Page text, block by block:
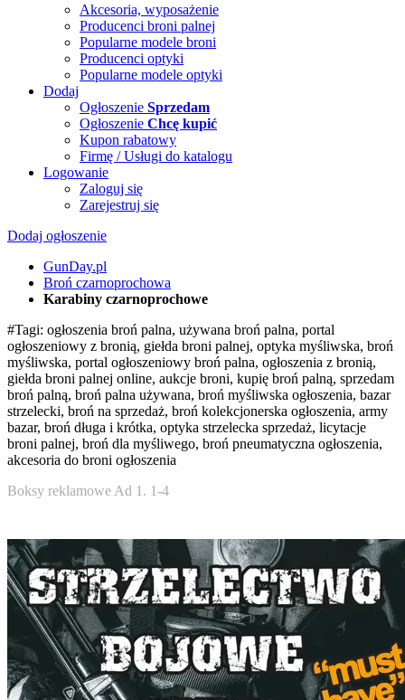
Akcesoria, wyposażenie
Producenci broni palnej
Popularne modele broni
Producenci optyki
Popularne modele optyki
Dodaj
Ogłoszenie Sprzedam
Ogłoszenie Chcę kupić
Kupon rabatowy
Firmę / Usługi do katalogu
Logowanie
Zaloguj się
Zarejestruj się
Dodaj ogłoszenie
GunDay.pl
Broń czarnoprochowa
Karabiny czarnoprochowe
#Tagi: ogłoszenia broń palna, używana broń palna, portal
ogłoszeniowy z bronią, giełda broni palnej, optyka myśliwska, broń
myśliwska, portal ogłoszeniowy broń palna, ogłoszenia z bronią,
giełda broni palnej online, aukcje broni, kupię broń palną, sprzedam
broń palną, broń palna używana, broń myśliwska ogłoszenia, bazar
strzelecki, broń na sprzedaż, broń kolekcjonerska ogłoszenia, army
bazar, broń długa i krótka, optyka strzelecka sprzedaż, licytacje
broni palnej, broń dla myśliwego, broń pneumatyczna ogłoszenia,
akcesoria do broni ogłoszenia
Boksy reklamowe Ad 1. 1-4